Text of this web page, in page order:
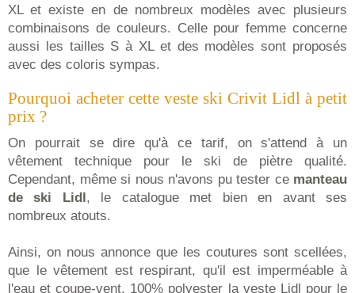
XL et existe en de nombreux modèles avec plusieurs
combinaisons de couleurs. Celle pour femme concerne
aussi les tailles S à XL et des modèles sont proposés
avec des coloris sympas.
Pourquoi acheter cette veste ski Crivit Lidl à petit
prix ?
On pourrait se dire qu'à ce tarif, on s'attend à un
vêtement technique pour le ski de piètre qualité.
Cependant, même si nous n'avons pu tester ce manteau
de ski Lidl, le catalogue met bien en avant ses
nombreux atouts.
Ainsi, on nous annonce que les coutures sont scellées,
que le vêtement est respirant, qu'il est imperméable à
l'eau et coupe-vent. 100% polyester la veste Lidl pour le